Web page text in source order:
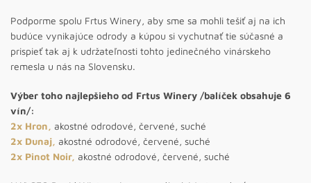
Podporme spolu Frtus Winery, aby sme sa mohli tešiť aj na ich
budúce vynikajúce odrody a kúpou si vychutnať tie súčasné a
prispieť tak aj k udržateľnosti tohto jedinečného vinárskeho
remesla u nás na Slovensku.
Výber toho najlepšieho od Frtus Winery /balíček obsahuje 6
vín/:
2x Hron
akostné odrodové, červené, suché
2x Dunaj akostné odrodové, červené, suché
2x Pinot Noir, akostné odrodové, červené, suché